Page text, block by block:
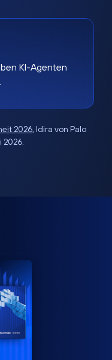
KI-Agenten
2026, Idira von Palo